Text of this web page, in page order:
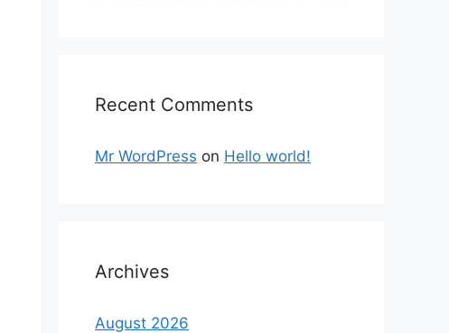
Recent Comments
Mr WordPress on Hello world!
Archives
August 2026